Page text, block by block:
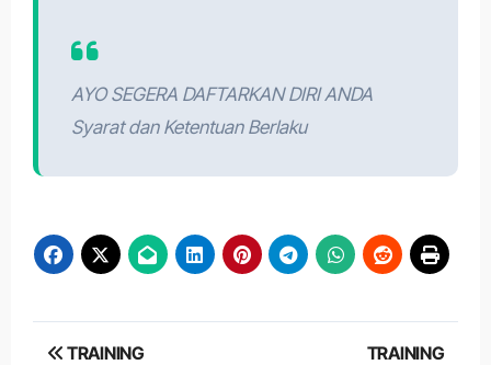
AYO SEGERA DAFTARKAN DIRI ANDA
Syarat dan Ketentuan Berlaku
Post
TRAINING
TRAINING